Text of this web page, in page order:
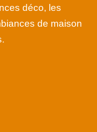
déco, les
de maison